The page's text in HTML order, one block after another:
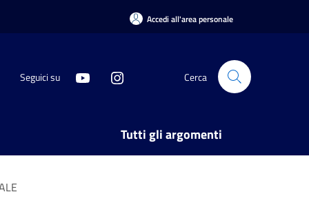
Accedi all'area personale
Seguici su Cerca
Tutti gli argomenti